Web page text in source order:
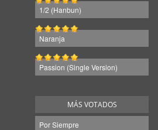
1/2 (Hanbun)
Naranja
Passion (Single Version)
MÁS VOTADOS
Por Siempre